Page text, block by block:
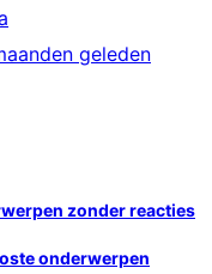
geleden
zonder reacties
onderwerpen